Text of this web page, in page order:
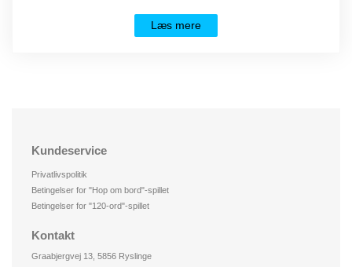
Læs mere
Kundeservice
Privatlivspolitik
Betingelser for "Hop om bord"-spillet
Betingelser for "120-ord"-spillet
Kontakt
Graabjergvej 13, 5856 Ryslinge